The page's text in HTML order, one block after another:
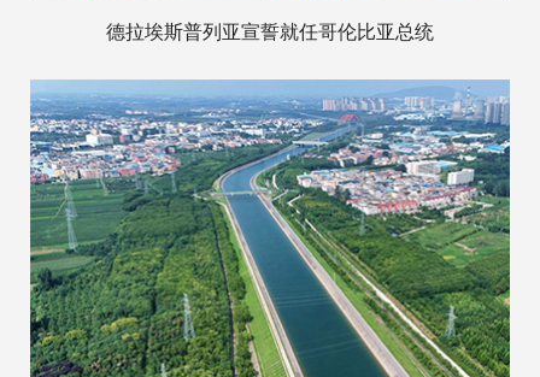
德拉埃斯普列亚宣誓就任哥伦比亚总统